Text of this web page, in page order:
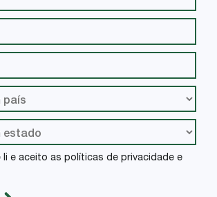
li e aceito as políticas de privacidade e